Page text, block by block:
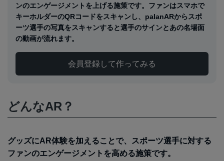
ンのエンゲージメントを上げる施策です。ファンはスマホで
キーホルダーのQRコードをスキャンし、palanARからスポ
ーツ選手の写真をスキャンすると選手のサインとあの名場面
の動画が流れます。
会員登録して作ってみる
どんなAR？
グッズにAR体験を加えることで、スポーツ選手に対する
ファンのエンゲージメントを高める施策です。